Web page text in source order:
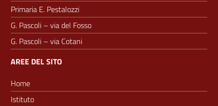
Primaria E. Pestalozzi
G. Pascoli – via del Fosso
G. Pascoli – via Cotani
AREE DEL SITO
Home
Istituto